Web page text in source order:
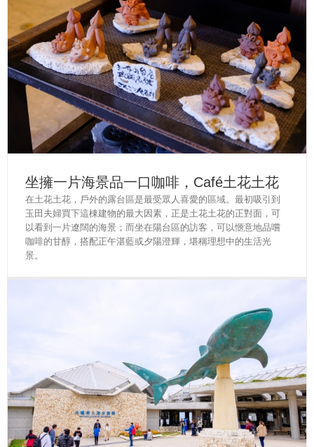
坐擁一片海景品一口咖啡，Café土花土花
在土花土花，戶外的露台區是最受眾人喜愛的區域。最初吸引到
玉田夫婦買下這棟建物的最大因素，正是土花土花的正對面，可
以看到一片遼闊的海景；而坐在陽台區的訪客，可以愜意地品嚐
咖啡的甘醇，搭配正午湛藍或夕陽澄輝，堪稱理想中的生活光
景。